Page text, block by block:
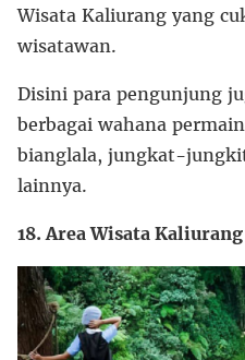
Wisata Kaliurang yang
wisatawan.
Disini para pengunjung
berbagai wahana
bianglala, jungkat-
lainnya.
18. Area Wisata Kaliurang